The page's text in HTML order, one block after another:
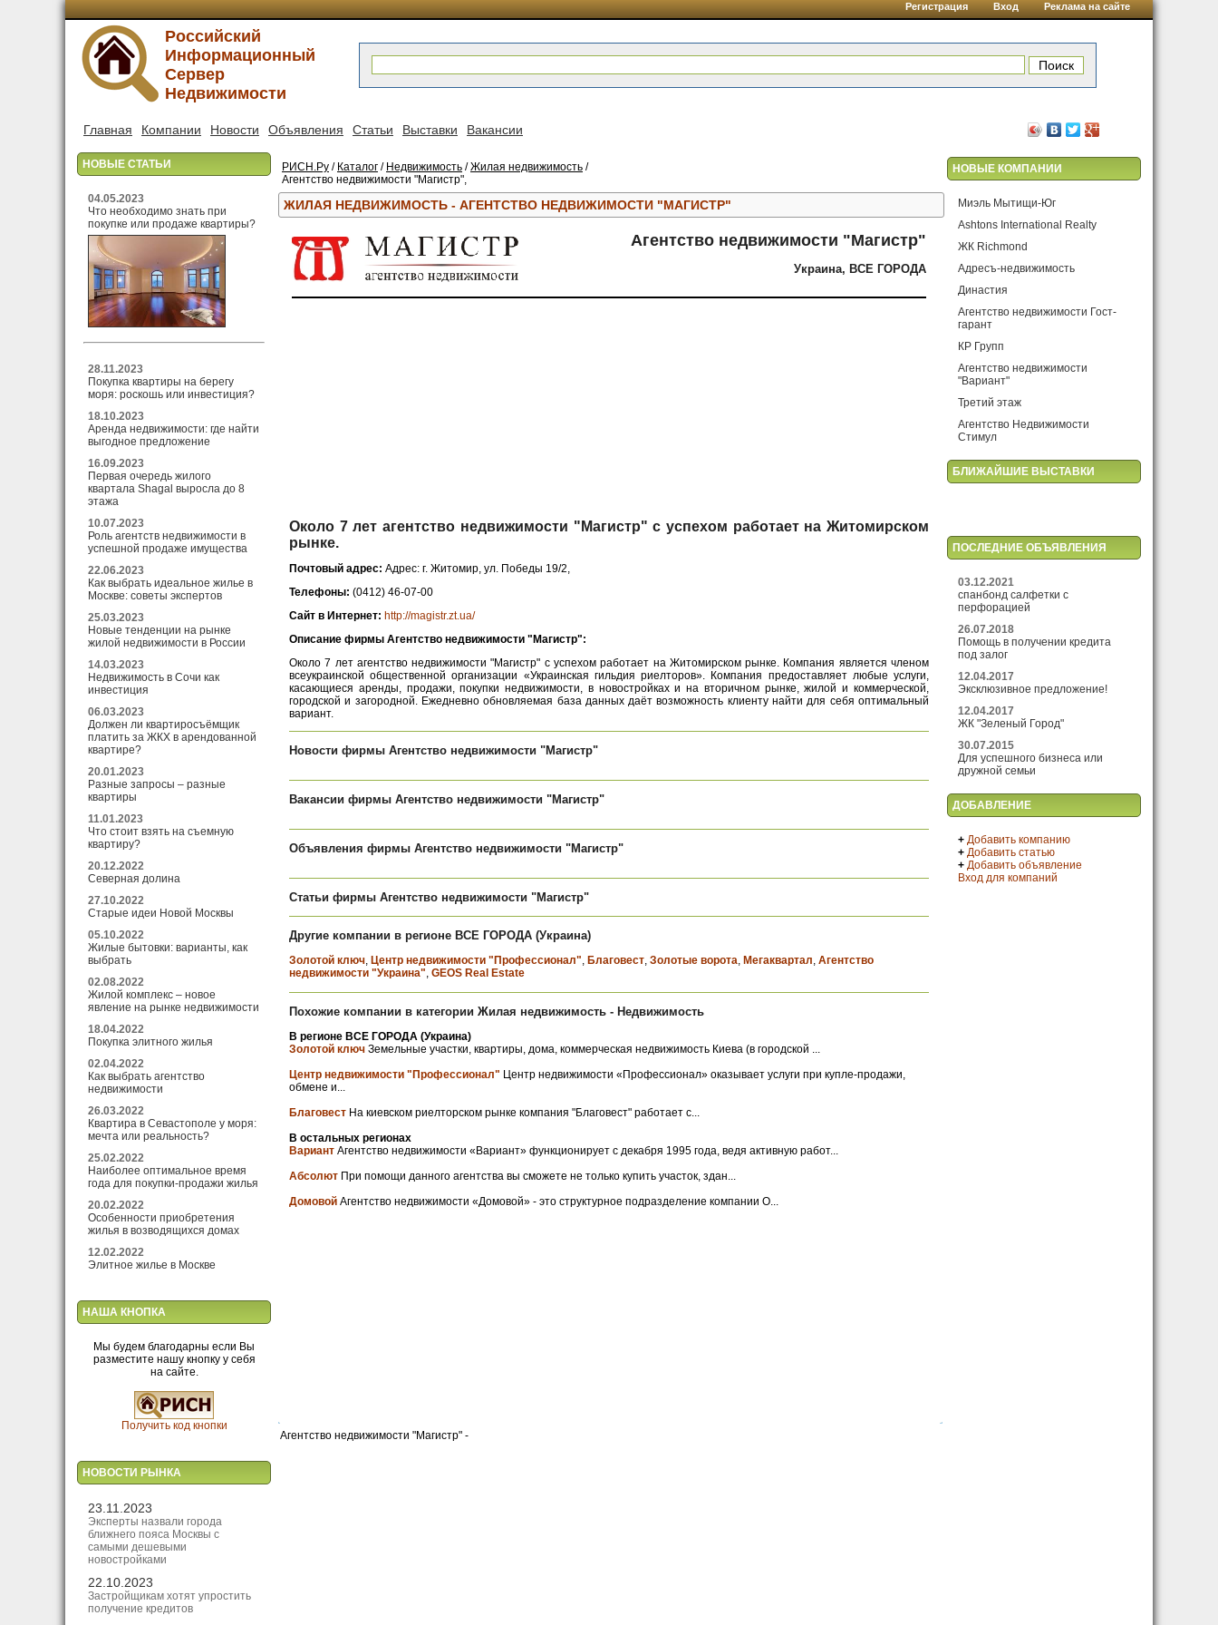
Регистрация Вход Реклама на сайте
Российский
Информационный
Сервер
Недвижимости
Главная Компании Новости Объявления Статьи Выставки Вакансии
НОВЫЕ СТАТЬИ
04.05.2023
Что необходимо знать при
покупке или продаже квартиры?
28.11.2023
Покупка квартиры на берегу
моря: роскошь или инвестиция?
18.10.2023
Аренда недвижимости: где найти
выгодное предложение
16.09.2023
Первая очередь жилого
квартала Shagal выросла до 8
этажа
10.07.2023
Роль агентств недвижимости в
успешной продаже имущества
22.06.2023
Как выбрать идеальное жилье в
Москве: советы экспертов
25.03.2023
Новые тенденции на рынке
жилой недвижимости в России
14.03.2023
Недвижимость в Сочи как
инвестиция
06.03.2023
Должен ли квартиросъёмщик
платить за ЖКХ в арендованной
квартире?
20.01.2023
Разные запросы – разные
квартиры
11.01.2023
Что стоит взять на съемную
квартиру?
20.12.2022
Северная долина
27.10.2022
Старые идеи Новой Москвы
05.10.2022
Жилые бытовки: варианты, как
выбрать
02.08.2022
Жилой комплекс – новое
явление на рынке недвижимости
18.04.2022
Покупка элитного жилья
02.04.2022
Как выбрать агентство
недвижимости
26.03.2022
Квартира в Севастополе у моря:
мечта или реальность?
25.02.2022
Наиболее оптимальное время
года для покупки-продажи жилья
20.02.2022
Особенности приобретения
жилья в возводящихся домах
12.02.2022
Элитное жилье в Москве
НАША КНОПКА
Мы будем благодарны если Вы
разместите нашу кнопку у себя
на сайте.
Получить код кнопки
НОВОСТИ РЫНКА
23.11.2023
Эксперты назвали города
ближнего пояса Москвы с
самыми дешевыми
новостройками
22.10.2023
Застройщикам хотят упростить
получение кредитов
РИСН.Ру / Каталог / Недвижимость /Жилая недвижимость /
Агентство недвижимости "Магистр",
ЖИЛАЯ НЕДВИЖИМОСТЬ - АГЕНТСТВО НЕДВИЖИМОСТИ "МАГИСТР"
Агентство недвижимости "Магистр"
Украина, ВСЕ ГОРОДА
Около 7 лет агентство недвижимости "Магистр" с успехом работает на Житомирском
рынке.
Почтовый адрес: Адрес: г. Житомир, ул. Победы 19/2,
Телефоны: (0412) 46-07-00
Сайт в Интернет: http://magistr.zt.ua/
Описание фирмы Агентство недвижимости "Магистр":
Около 7 лет агентство недвижимости "Магистр" с успехом работает на Житомирском рынке. Компания является членом
всеукраинской общественной организации «Украинская гильдия риелторов». Компания предоставляет любые услуги,
касающиеся аренды, продажи, покупки недвижимости, в новостройках и на вторичном рынке, жилой и коммерческой,
городской и загородной. Ежедневно обновляемая база данных даёт возможность клиенту найти для себя оптимальный
вариант.
Новости фирмы Агентство недвижимости "Магистр"
Вакансии фирмы Агентство недвижимости "Магистр"
Объявления фирмы Агентство недвижимости "Магистр"
Статьи фирмы Агентство недвижимости "Магистр"
Другие компании в регионе ВСЕ ГОРОДА (Украина)
Золотой ключ, Центр недвижимости "Профессионал", Благовест, Золотые ворота, Мегаквартал, Агентство
недвижимости "Украина", GEOS Real Estate
Похожие компании в категории Жилая недвижимость - Недвижимость
В регионе ВСЕ ГОРОДА (Украина)
Золотой ключ Земельные участки, квартиры, дома, коммерческая недвижимость Киева (в городской ...
Центр недвижимости "Профессионал" Центр недвижимости «Профессионал» оказывает услуги при купле-продажи,
обмене и...
Благовест На киевском риелторском рынке компания "Благовест" работает с...
В остальных регионах
Вариант Агентство недвижимости «Вариант» функционирует с декабря 1995 года, ведя активную работ...
Абсолют При помощи данного агентства вы сможете не только купить участок, здан...
Домовой Агентство недвижимости «Домовой» - это структурное подразделение компании О...
Агентство недвижимости "Магистр" -
НОВЫЕ КОМПАНИИ
Миэль Мытищи-Юг
Ashtons International Realty
ЖК Richmond
Адресъ-недвижимость
Династия
Агентство недвижимости Гост-
гарант
КР Групп
Агентство недвижимости
"Вариант"
Третий этаж
Агентство Недвижимости
Стимул
БЛИЖАЙШИЕ ВЫСТАВКИ
ПОСЛЕДНИЕ ОБЪЯВЛЕНИЯ
03.12.2021
спанбонд салфетки с
перфорацией
26.07.2018
Помощь в получении кредита
под залог
12.04.2017
Эксклюзивное предложение!
12.04.2017
ЖК "Зеленый Город"
30.07.2015
Для успешного бизнеса или
дружной семьи
ДОБАВЛЕНИЕ
+ Добавить компанию
+ Добавить статью
+ Добавить объявление
Вход для компаний